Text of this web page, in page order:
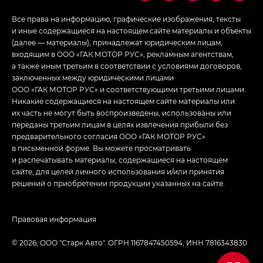
Все права на информацию, графические изображения, тексты
и иные содержащиеся на настоящем сайте материалы и объекты
(далее — материалы), принадлежат юридическим лицам,
входящим в ООО «ГАК МОТОР РУС», рекламным агентствам,
а также иным третьим в соответствии с условиями договоров,
заключенных между юридическими лицами
ООО «ГАК МОТОР РУС» и соответствующими третьими лицами.
Никакие содержащиеся на настоящем сайте материалы или
их часть не могут быть воспроизведены, использованы или
переданы третьим лицам в целях извлечения прибыли без
предварительного согласия ООО «ГАК МОТОР РУС»
в письменной форме. Вы можете просматривать
и распечатывать материалы, содержащиеся на настоящем
сайте, для целей личного использования и/или принятия
решений о приобретении продукции указанных на сайте.
© 2026, ООО "Старк Авто". ОГРН 1167847450594, ИНН 7816343830
Правовая информация